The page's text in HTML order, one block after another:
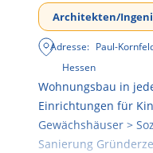
Architekten/
Adresse: Paul-
Hessen
Wohnungsbau in
Einrichtungen für
Gewächshäuser >
Sanierung